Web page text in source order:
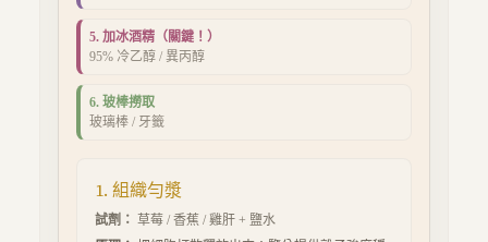
5. 加冰酒精（關鍵！）
95% 冷乙醇 / 異丙醇
6. 玻棒撈取
玻璃棒 / 牙籤
1. 組織勻漿
試劑： 草莓 / 香蕉 / 雞肝 + 鹽水